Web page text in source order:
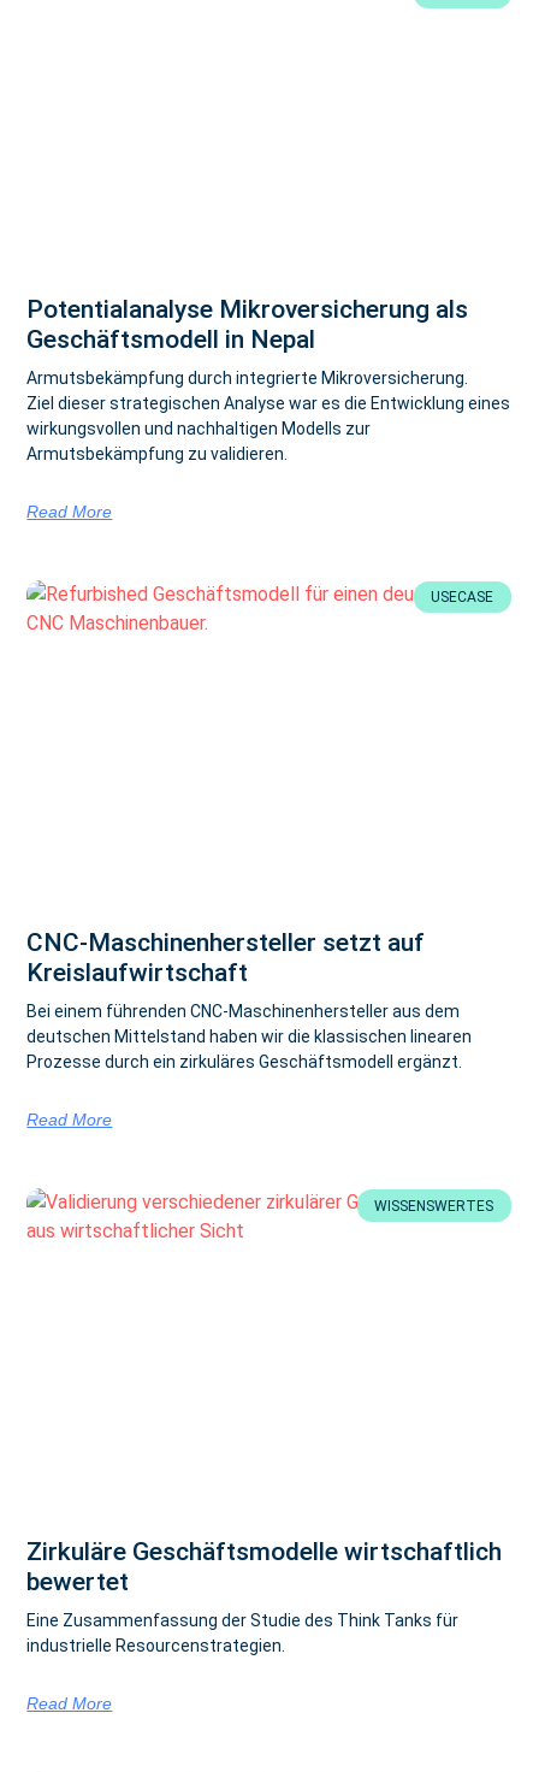
Potentialanalyse Mikroversicherung als
Geschäftsmodell in Nepal
Armutsbekämpfung durch integrierte Mikroversicherung.
Ziel dieser strategischen Analyse war es die Entwicklung eines
wirkungsvollen und nachhaltigen Modells zur
Armutsbekämpfung zu validieren.
Read More
USECASE
CNC-Maschinenhersteller setzt auf
Kreislaufwirtschaft
Bei einem führenden CNC-Maschinenhersteller aus dem
deutschen Mittelstand haben wir die klassischen linearen
Prozesse durch ein zirkuläres Geschäftsmodell ergänzt.
Read More
WISSENSWERTES
Zirkuläre Geschäftsmodelle wirtschaftlich
bewertet
Eine Zusammenfassung der Studie des Think Tanks für
industrielle Resourcenstrategien.
Read More